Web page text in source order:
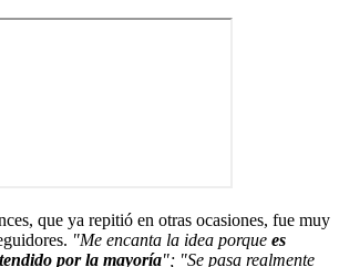
que ya repitió en otras ocasiones, fue muy
"Me encanta la idea porque es
por la mayoría"; "Se pasa realmente